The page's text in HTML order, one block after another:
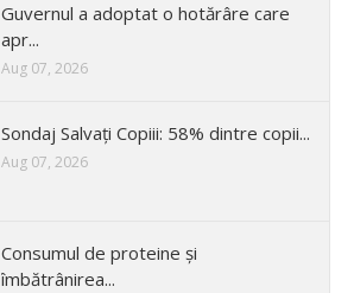
Guvernul a adoptat o hotărâre care
apr...
Aug 07, 2026
Sondaj Salvați Copiii: 58% dintre copii...
Aug 07, 2026
Consumul de proteine și
îmbătrânirea...